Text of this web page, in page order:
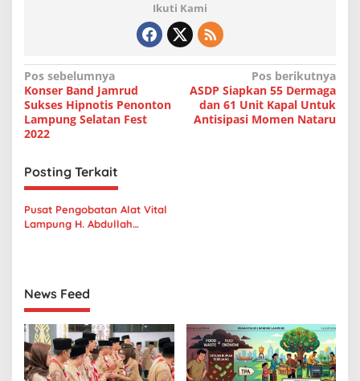
Ikuti Kami
N
a
v
g
a
s
o
s
Pos sebelumnya
Konser Band Jamrud
Sukses Hipnotis Penonton
Lampung Selatan Fest
2022
Pos berikutnya
ASDP Siapkan 55 Dermaga
dan 61 Unit Kapal Untuk
Antisipasi Momen Nataru
Posting Terkait
Pusat Pengobatan Alat Vital
Lampung H. Abdullah
News Feed